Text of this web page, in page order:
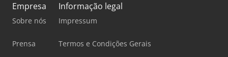
Empresa
Sobre nós
Prensa
Informação legal
Impressum
Termos e Condições Gerais